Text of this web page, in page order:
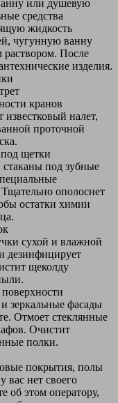
или душевую
средства
жидкость
чугунную ванну
раствором. После
изделия.
кранов
налет,
проточной
щетки
под зубные
ополоснет
остатки химии
сухой и влажной
дезинфицирует
щеколду
зеркальные фасады
Отмоет стеклянные
Очистит
полки.
покрытия, полы
вас нет своего
об этом оператору,